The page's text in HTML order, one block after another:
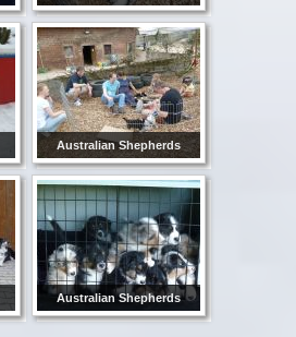
Australian Shepherds
Australian Shepherds